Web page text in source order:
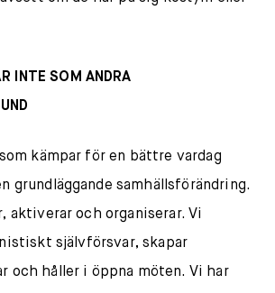
INTE SOM ANDRA
kämpar för en bättre vardag
grundläggande samhällsförändring.
aktiverar och organiserar. Vi
självförsvar, skapar
och håller i öppna möten. Vi har